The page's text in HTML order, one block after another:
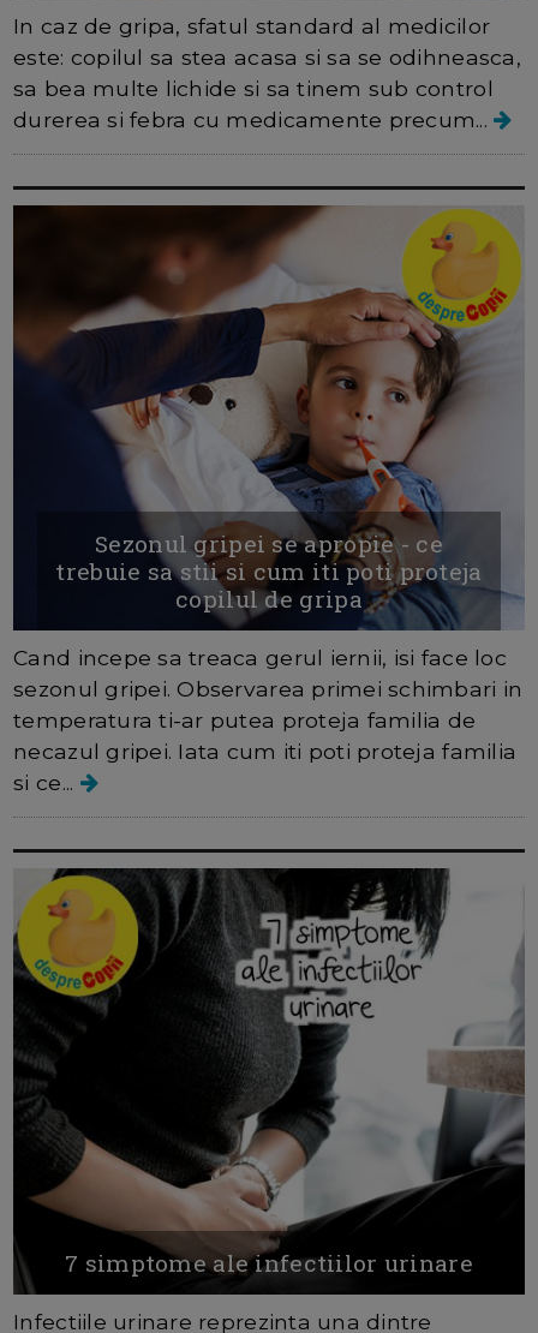
In caz de gripa, sfatul standard al medicilor
este: copilul sa stea acasa si sa se odihneasca,
sa bea multe lichide si sa tinem sub control
durerea si febra cu ​​medicamente precum...
Sezonul gripei se apropie - ce
trebuie sa stii si cum iti poti proteja
copilul de gripa
Cand incepe sa treaca gerul iernii, isi face loc
sezonul gripei. Observarea primei schimbari in
temperatura ti-ar putea proteja familia de
necazul gripei. Iata cum iti poti proteja familia
si ce...
7 simptome ale infectiilor urinare
Infectiile urinare reprezinta una dintre